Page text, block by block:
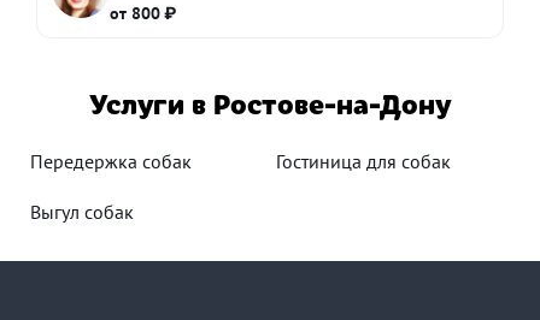
от 800 ₽
Услуги в Ростове-на-Дону
Передержка собак Гостиница для собак
Выгул собак